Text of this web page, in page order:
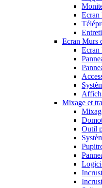
Ecran
Ecran Murs
Ecran
Mixage et
Outil